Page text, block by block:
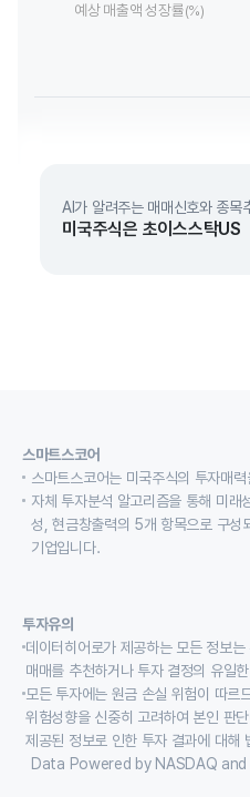
예상 매출액 성장률(%)
AI가 알려주는 매매신호와 종목
미국주식은 초이스스탁US
스마트스코어
스마트스코어는 미국주식의 투자매
자체 투자분석 알고리즘을 통해 미래
성, 현금창출력의 5개 항목으로 구성
기업입니다.
투자유의
데이터히어로가 제공하는 모든 정보
매매를 추천하거나 투자 결정의 유일
모든 투자에는 원금 손실 위험이 따르
위험성향을 신중히 고려하여 본인 판
제공된 정보로 인한 투자 결과에 대해
Data Powered by NASDAQ and